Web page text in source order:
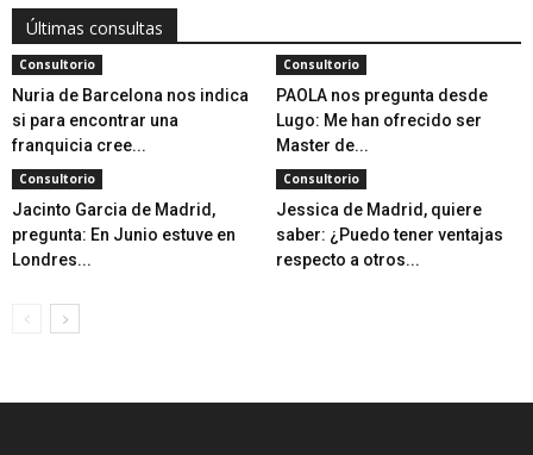
Últimas consultas
Consultorio
Nuria de Barcelona nos indica
si para encontrar una
franquicia cree...
Consultorio
PAOLA nos pregunta desde
Lugo: Me han ofrecido ser
Master de...
Consultorio
Jacinto Garcia de Madrid,
pregunta: En Junio estuve en
Londres...
Consultorio
Jessica de Madrid, quiere
saber: ¿Puedo tener ventajas
respecto a otros...